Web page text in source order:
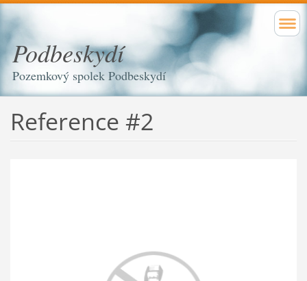
Podbeskydí
Pozemkový spolek Podbeskydí
Reference #2